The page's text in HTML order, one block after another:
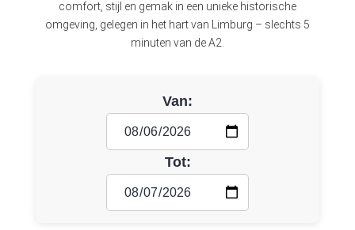
comfort, stijl en gemak in een unieke historische
omgeving, gelegen in het hart van Limburg – slechts 5
minuten van de A2.
Van:
Tot: